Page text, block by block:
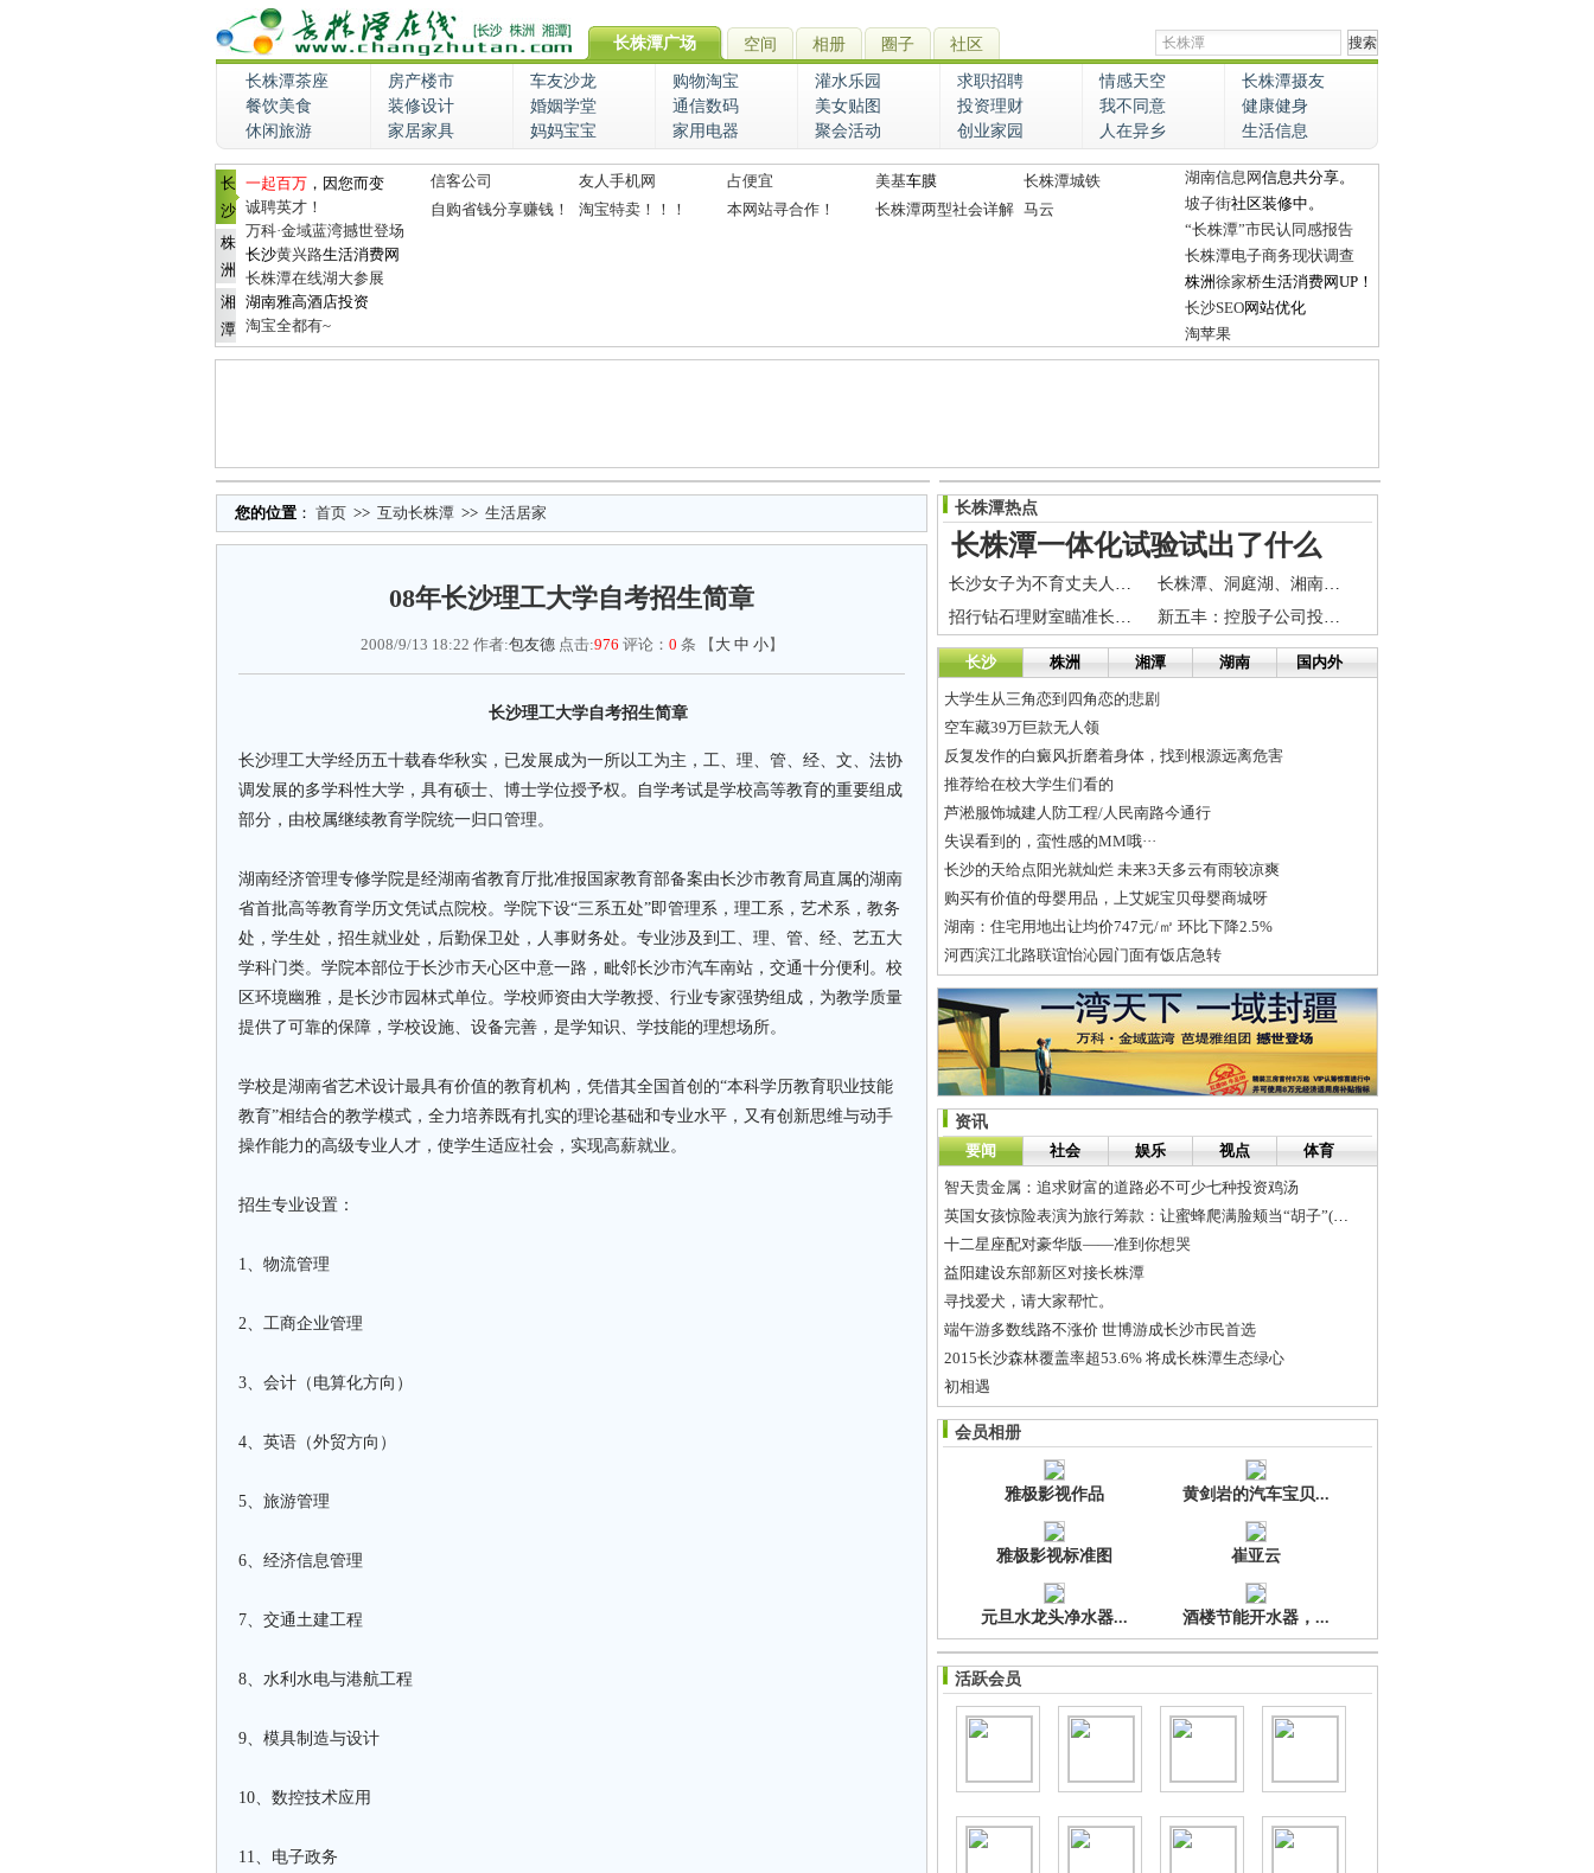
长株潭广场 空间 相册 圈子 社区
长株潭茶座 房产楼市 车友沙龙 购物淘宝 灌水乐园 求职招聘 情感天空
长株潭摄友
餐饮美食
装修设计 婚姻学堂 通信数码 美女贴图 投资理财 我不同意
健康健身
休闲旅游
家居家具 妈妈宝宝 家用电器 聚会活动 创业家园 人在异乡 生活信息
长
沙
株
洲
湘
潭
一起百万 ，因您而变
诚聘英才！
万科·金域蓝湾撼世登场
长沙黄兴路生活消费网
长株潭在线湖大参展
湖南雅高酒店投资
淘宝全都有~
信客公司 友人手机网 占便宜 美基车膜
长株潭城铁
自购省钱分享赚钱！
淘宝特卖！！！ 本网站寻合作！ 长株潭两型社会详解 马云
湖南信息网信息共分享。
坡子街社区装修中。
“长株潭”市民认同感报告
长株潭电子商务现状调查
株洲徐家桥生活消费网UP！
长沙SEO网站优化
淘苹果
您的位置 ： 首页 >> 互动长株潭 >> 生活居家
08年长沙理工大学自考招生简章
2008/9/13 18:22 作者:包友德点击:976 评论： 0 条 【 大 中 小】
长沙理工大学自考招生简章
长沙理工大学经历五十载春华秋实，已发展成为一所以工为主，工、理、管、经、文、法协
调发展的多学科性大学，具有硕士、博士学位授予权。自学考试是学校高等教育的重要组成
部分，由校属继续教育学院统一归口管理。
湖南经济管理专修学院是经湖南省教育厅批准报国家教育部备案由长沙市教育局直属的湖南
省首批高等教育学历文凭试点院校。学院下设“三系五处”即管理系，理工系，艺术系，教务
处，学生处，招生就业处，后勤保卫处，人事财务处。专业涉及到工、理、管、经、艺五大
学科门类。学院本部位于长沙市天心区中意一路，毗邻长沙市汽车南站，交通十分便利。校
区环境幽雅，是长沙市园林式单位。学校师资由大学教授、行业专家强势组成，为教学质量
提供了可靠的保障，学校设施、设备完善，是学知识、学技能的理想场所。
学校是湖南省艺术设计最具有价值的教育机构，凭借其全国首创的“本科学历教育职业技能
教育”相结合的教学模式，全力培养既有扎实的理论基础和专业水平，又有创新思维与动手
操作能力的高级专业人才，使学生适应社会，实现高薪就业。
招生专业设置：
1、物流管理
2、工商企业管理
3、会计（电算化方向）
4、英语（外贸方向）
5、旅游管理
6、经济信息管理
7、交通土建工程
8、水利水电与港航工程
9、模具制造与设计
10、数控技术应用
11、电子政务
长株潭热点
长株潭一体化试验试出了什么
长沙女子为不育丈夫人工受精生崽 丈夫却身陷婚外情
长株潭、洞庭湖、湘南、湘西的产业发展重点定了
招行钻石理财室瞄准长株潭
新五丰：控股子公司投资建设湖南长株潭广联生猪交易市场建设项目...
长沙 株洲 湘潭 湖南 国内外
大学生从三角恋到四角恋的悲剧
空车藏39万巨款无人领
反复发作的白癜风折磨着身体，找到根源远离危害
推荐给在校大学生们看的
芦淞服饰城建人防工程/人民南路今通行
失误看到的，蛮性感的MM哦···
长沙的天给点阳光就灿烂 未来3天多云有雨较凉爽
购买有价值的母婴用品，上艾妮宝贝母婴商城呀
湖南：住宅用地出让均价747元/㎡ 环比下降2.5%
河西滨江北路联谊怡沁园门面有饭店急转
资讯
要闻
社会 娱乐 视点 体育
智天贵金属：追求财富的道路必不可少七种投资鸡汤
英国女孩惊险表演为旅行筹款：让蜜蜂爬满脸颊当“胡子”(组图)
十二星座配对豪华版——准到你想哭
益阳建设东部新区对接长株潭
寻找爱犬，请大家帮忙。
端午游多数线路不涨价 世博游成长沙市民首选
2015长沙森林覆盖率超53.6% 将成长株潭生态绿心
初相遇
什么是人大
众说不一，80后程序员是怎么了？
会员相册
雅极影视作品 黄剑岩的汽车宝贝...
雅极影视标准图 崔亚云
元旦水龙头净水器... 酒楼节能开水器，...
活跃会员